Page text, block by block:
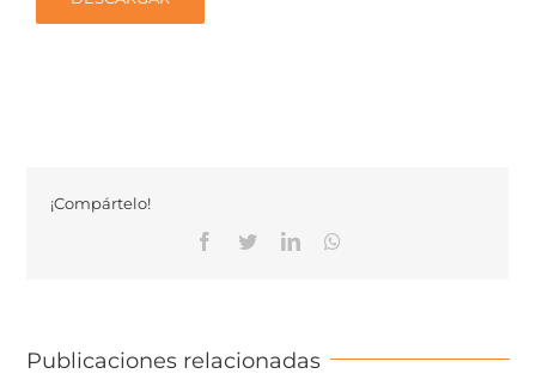
¡Compártelo!
Facebook
TwitterLinkedinWhatsapp
Publicaciones relacionadas